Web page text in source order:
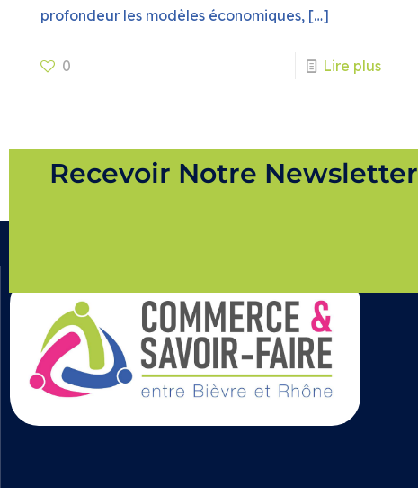
profondeur les modèles économiques, […]
0 Lire plus
Recevoir Notre Newsletter